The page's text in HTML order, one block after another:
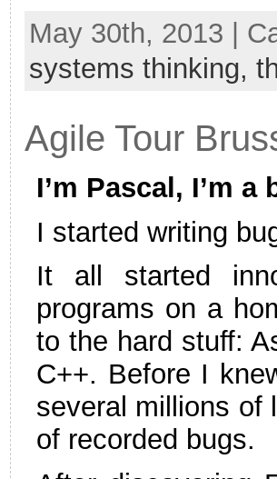
May 30th, 2013 |
systems thinking,
Agile Tour
I’m Pascal, I’m a
I started writing
It all started
programs on a
to the hard stuff:
C++. Before I
several millions of
of recorded bugs.